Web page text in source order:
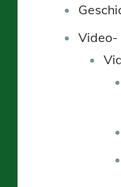
Video-